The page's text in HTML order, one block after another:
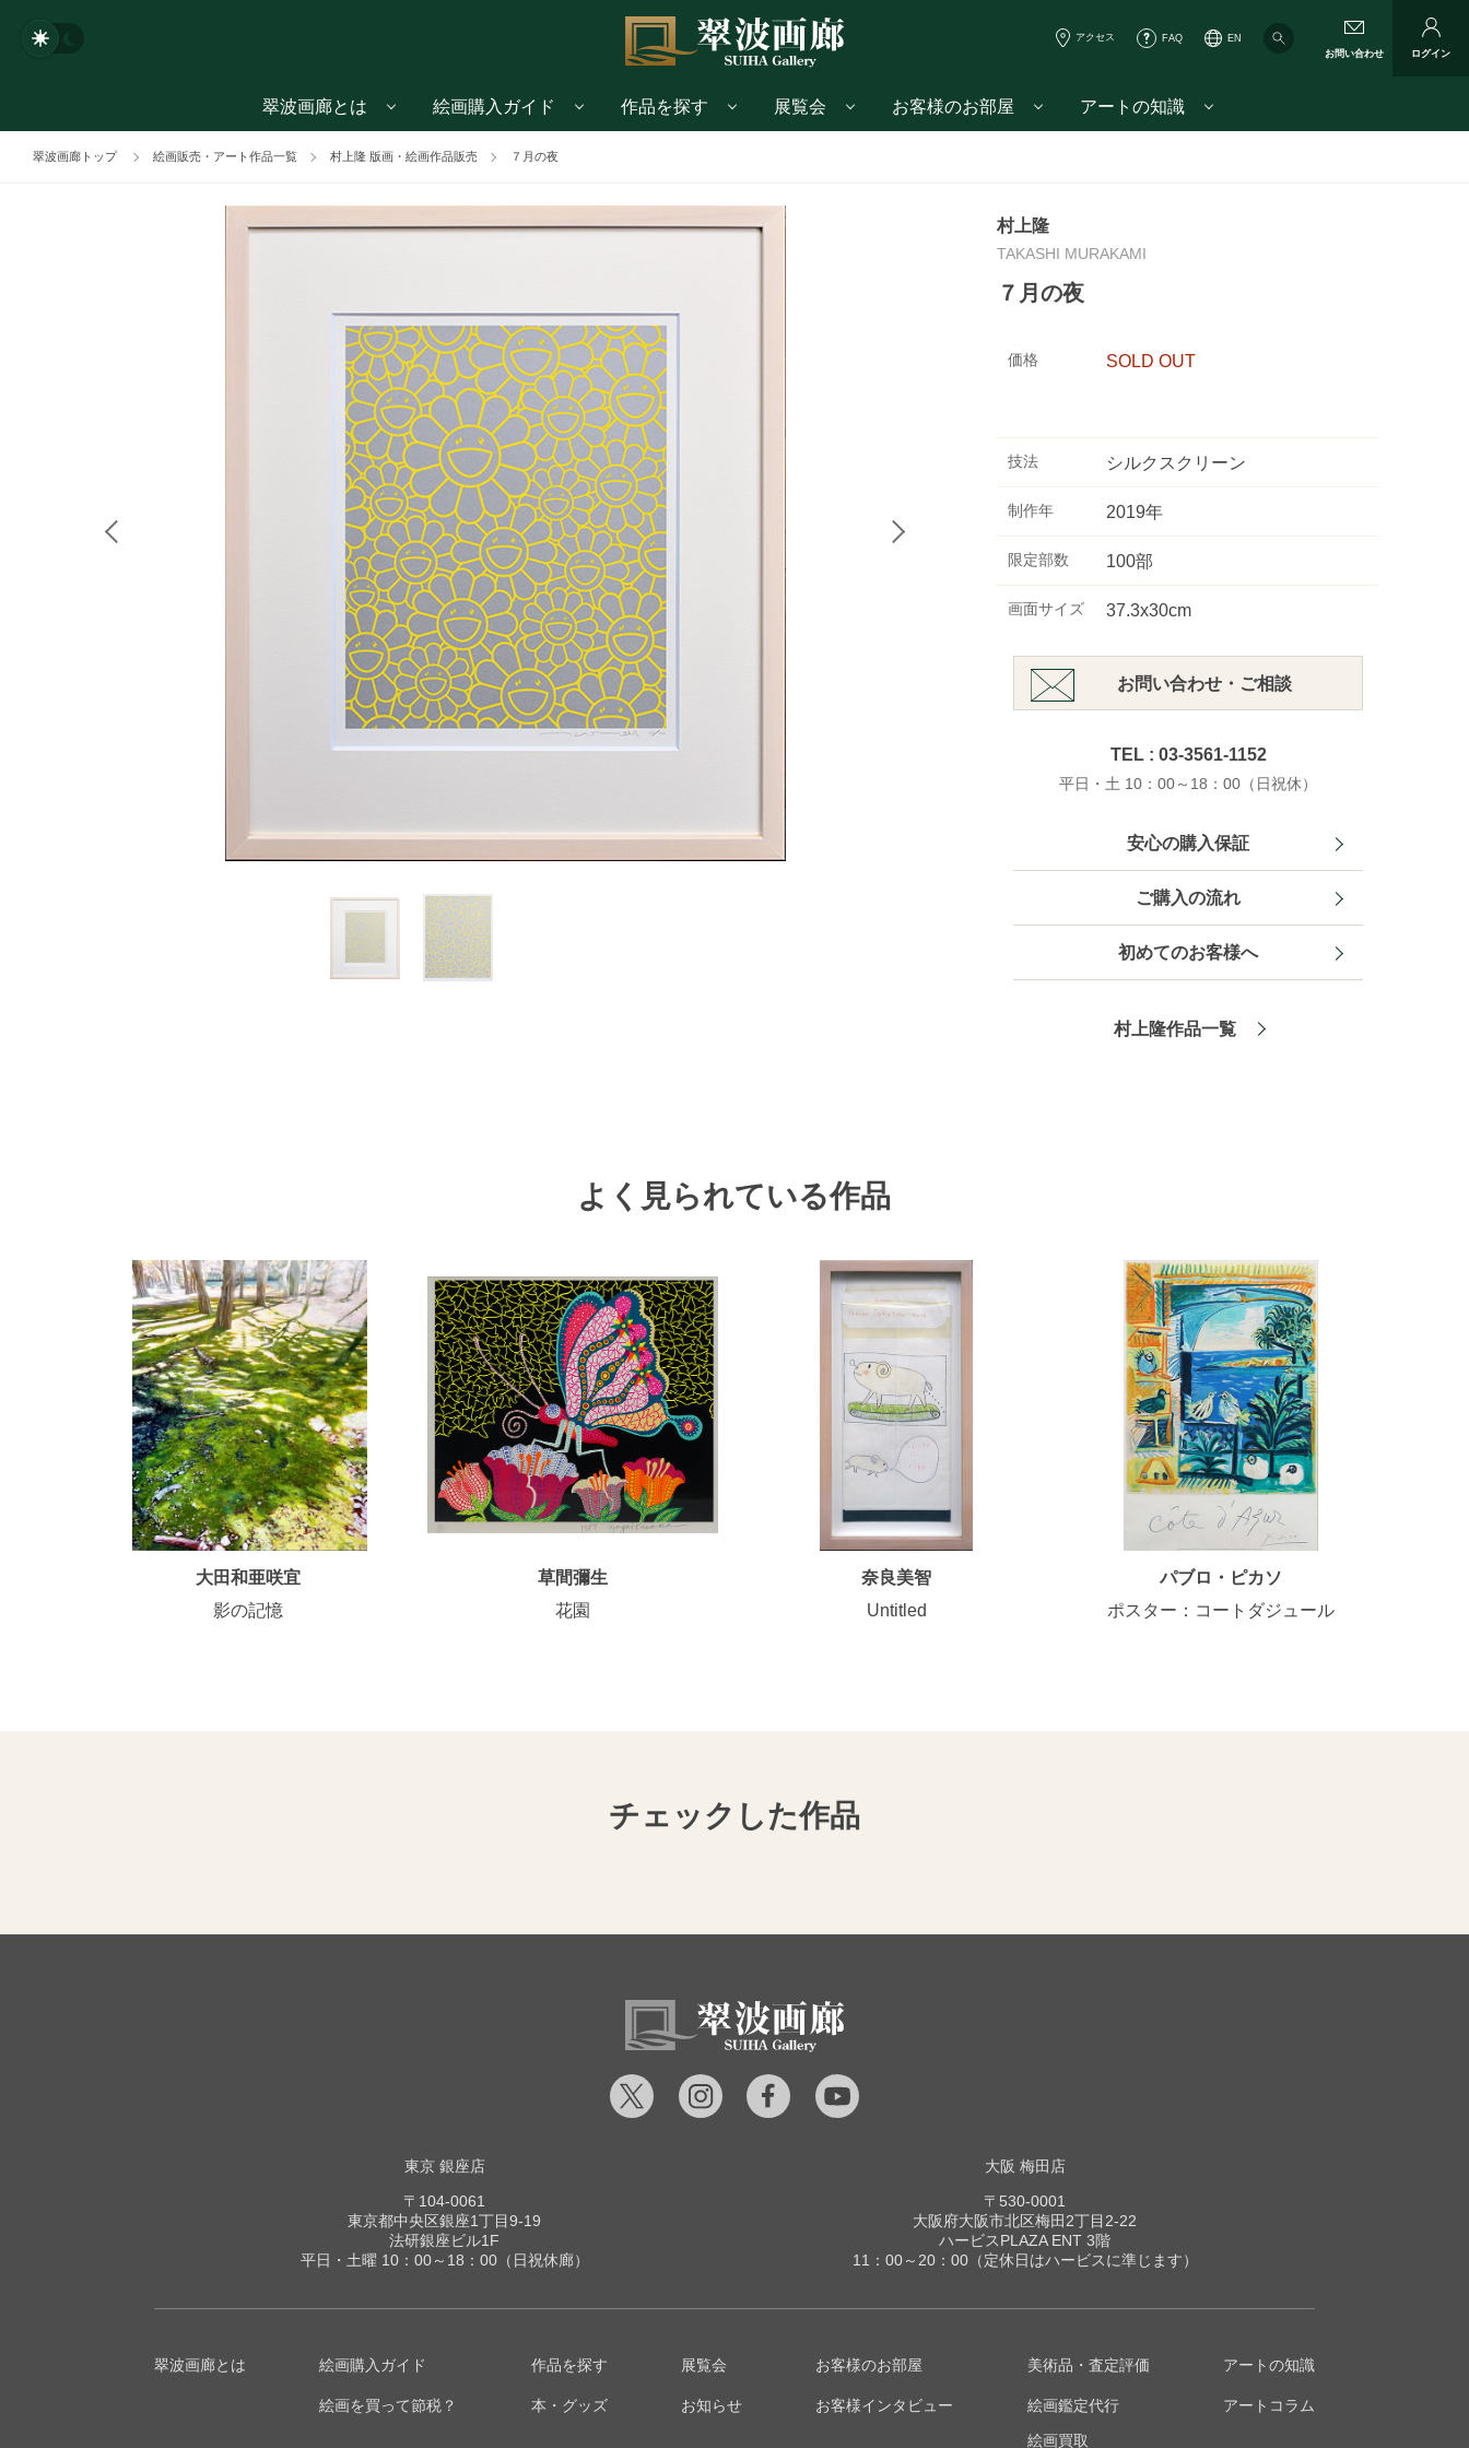
アクセス FAQ
EN
お問い合わせ
ログイン
翠波画廊とは 絵画購入ガイド 作品を探す 展覧会 お客様のお部屋 アートの知識
翠波画廊トップ 絵画販売・アート作品一覧 村上隆 版画・絵画作品販売 ７月の夜
村上隆
TAKASHI MURAKAMI
７月の夜
価格 SOLD OUT
技法 シルクスクリーン
制作年 2019年
限定部数 100部
画面サイズ 37.3x30cm
お問い合わせ・ご相談
TEL : 03-3561-1152
平日・土 10：00～18：00（日祝休）
安心の購入保証
ご購入の流れ
初めてのお客様へ
村上隆作品一覧
よく見られている作品
大田和亜咲宜
影の記憶
草間彌生
花園
奈良美智
Untitled
パブロ・ピカソ
ポスター：コートダジュール
チェックした作品
東京 銀座店
〒104-0061
東京都中央区銀座1丁目9-19
法研銀座ビル1F
平日・土曜 10：00～18：00（日祝休廊）
大阪 梅田店
〒530-0001
大阪府大阪市北区梅田2丁目2-22
ハービスPLAZA ENT 3階
11：00～20：00（定休日はハービスに準じます）
翠波画廊とは 絵画購入ガイド
絵画を買って節税？
作品を探す
本・グッズ
展覧会
お知らせ
お客様のお部屋
お客様インタビュー
美術品・査定評価
絵画鑑定代行
絵画買取
アートの知識
アートコラム